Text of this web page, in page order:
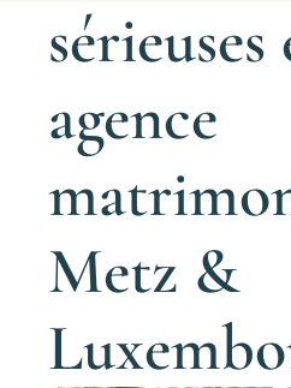
sérieuses
agence
Metz &